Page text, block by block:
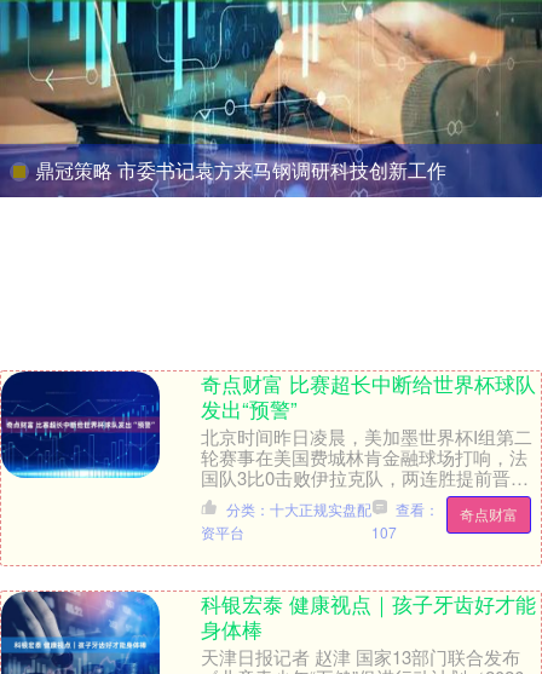
鼎冠策略 市委书记袁方来马钢调研科技创新工作
奇点财富 比赛超长中断给世界杯球队
发出“预警”
北京时间昨日凌晨，美加墨世界杯I组第二
轮赛事在美国费城林肯金融球场打响，法
国队3比0击败伊拉克队，两连胜提前晋级
淘汰赛。此战姆巴佩梅开二度，献礼个人
国家队百场里....
奇点财富
分类：十大正规实盘配
资平台
查看：
107
科银宏泰 健康视点｜孩子牙齿好才能
身体棒
天津日报记者 赵津 国家13部门联合发布